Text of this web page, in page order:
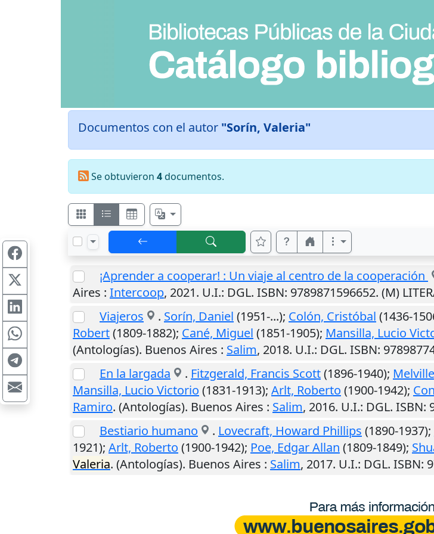
Documentos con el autor "Sorín, Valeria"
Se obtuvieron 4documentos.
¡Aprender a cooperar! : Un viaje al centro de la cooperación
Aires : Intercoop, 2021. U.I.: DGL. ISBN: 9789871596652. (M)
Viajeros
. Sorín, Daniel (1951-...); Colón, Cristóbal (1436-
Robert(1809-1882); Cané, Miguel (1851-1905); Mansilla, Lucio
(Antologías). Buenos Aires : Salim, 2018. U.I.: DGL. ISBN:
En la largada
. Fitzgerald, Francis Scott(1896-1940);
Mansilla, Lucio Victorio (1831-1913); Arlt, Roberto (1900-1942);
Ramiro. (Antologías). Buenos Aires : Salim, 2016. U.I.: DGL. ISBN:
Bestiario humano
. Lovecraft, Howard Phillips (1890-1937);
1921); Arlt, Roberto (1900-1942); Poe, Edgar Allan (1809-1849);
Valeria. (Antologías). Buenos Aires : Salim, 2017. U.I.: DGL. ISBN: